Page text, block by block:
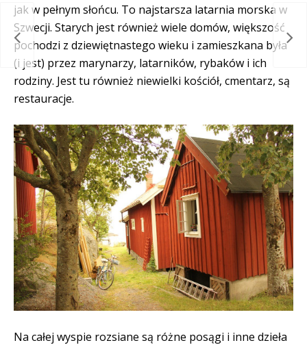
jak w pełnym słońcu. To najstarsza latarnia morska w
Szwecji. Starych jest również wiele domów, większość
pochodzi z dziewiętnastego wieku i zamieszkana była
(i jest) przez marynarzy, latarników, rybaków i ich
rodziny. Jest tu również niewielki kościół, cmentarz, są
restauracje.
Na całej wyspie rozsiane są różne posągi i inne dzieła